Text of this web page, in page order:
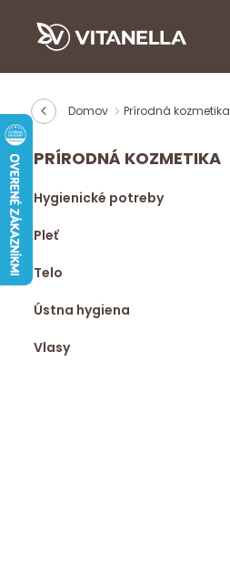
Domov Prírodná kozmetika
PRÍRODNÁ KOZMETIKA
Hygienické potreby
Pleť
Telo
Ústna hygiena
Vlasy